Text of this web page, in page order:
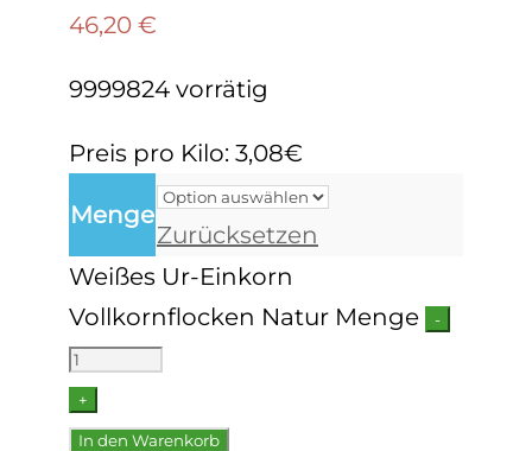
46,20 €
9999824 vorrätig
Preis pro Kilo: 3,08€
Menge
Zurücksetzen
Weißes Ur-Einkorn
Vollkornflocken Natur Menge
-
+
In den Warenkorb